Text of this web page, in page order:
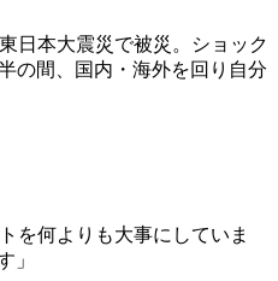
日本大震災で被災。ショック
の間、国内・海外を回り自分
を何よりも大事にしていま
」